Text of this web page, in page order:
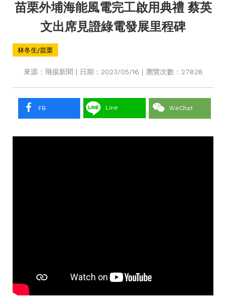
苗栗外埔海能風電完工啟用典禮 蔡英
文出席見證綠電發展里程碑
林冬生/苗栗
來源：飛揚新聞 | 日期：2023/05/16 | 瀏覽次數：27828
FB Line WeChat